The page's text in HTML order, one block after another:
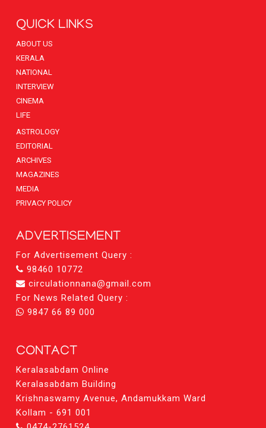
QUICK LINKS
ABOUT US
KERALA
NATIONAL
INTERVIEW
CINEMA
LIFE
ASTROLOGY
EDITORIAL
ARCHIVES
MAGAZINES
MEDIA
PRIVACY POLICY
ADVERTISEMENT
For Advertisement Query :
98460 10772
circulationnana@gmail.com
For News Related Query :
9847 66 89 000
CONTACT
Keralasabdam Online
Keralasabdam Building
Krishnaswamy Avenue, Andamukkam Ward
Kollam - 691 001